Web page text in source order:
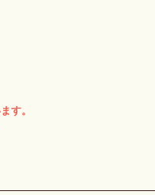
す。